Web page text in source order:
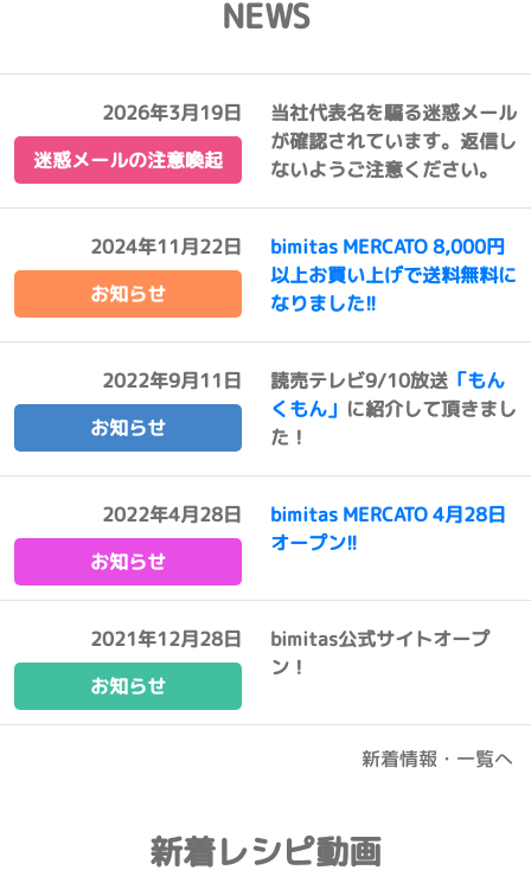
NEWS
2026年3月19日
迷惑メールの注意喚起
当社代表名を騙る迷惑メール
が確認されています。返信し
ないようご注意ください。
2024年11月22日
お知らせ
bimitas MERCATO 8,000円
以上お買い上げで送料無料に
なりました!!
2022年9月11日
お知らせ
読売テレビ9/10放送 「もん
くもん」 に紹介して頂きまし
た！
2022年4月28日
お知らせ
bimitas MERCATO 4月28日
オープン!!
2021年12月28日
お知らせ
bimitas公式サイトオープ
ン！
新着情報・一覧へ
新着レシピ動画